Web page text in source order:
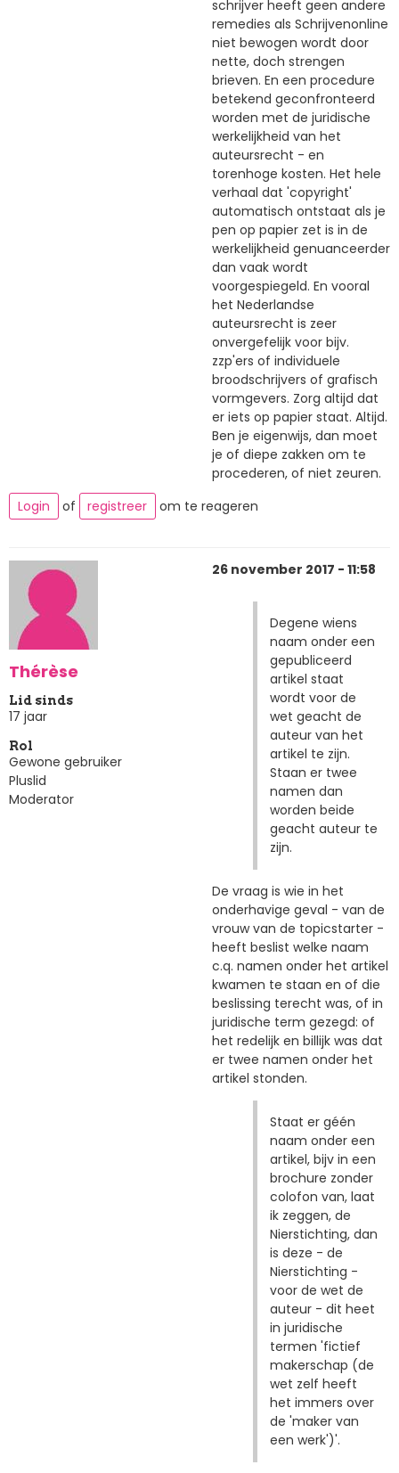
schrijver heeft geen andere
remedies als Schrijvenonline
niet bewogen wordt door
nette, doch strengen
brieven. En een procedure
betekend geconfronteerd
worden met de juridische
werkelijkheid van het
auteursrecht - en
torenhoge kosten. Het hele
verhaal dat 'copyright'
automatisch ontstaat als je
pen op papier zet is in de
werkelijkheid genuanceerder
dan vaak wordt
voorgespiegeld. En vooral
het Nederlandse
auteursrecht is zeer
onvergefelijk voor bijv.
zzp'ers of individuele
broodschrijvers of grafisch
vormgevers. Zorg altijd dat
er iets op papier staat. Altijd.
Ben je eigenwijs, dan moet
je of diepe zakken om te
procederen, of niet zeuren.
Login
of registreer om te reageren
Thérèse
Lid sinds
17 jaar
Rol
Gewone gebruiker
Pluslid
Moderator
26 november 2017 - 11:58
Degene wiens
naam onder een
gepubliceerd
artikel staat
wordt voor de
wet geacht de
auteur van het
artikel te zijn.
Staan er twee
namen dan
worden beide
geacht auteur te
zijn.
De vraag is wie in het
onderhavige geval - van de
vrouw van de topicstarter -
heeft beslist welke naam
c.q. namen onder het artikel
kwamen te staan en of die
beslissing terecht was, of in
juridische term gezegd: of
het redelijk en billijk was dat
er twee namen onder het
artikel stonden.
Staat er géén
naam onder een
artikel, bijv in een
brochure zonder
colofon van, laat
ik zeggen, de
Nierstichting, dan
is deze - de
Nierstichting -
voor de wet de
auteur - dit heet
in juridische
termen 'fictief
makerschap (de
wet zelf heeft
het immers over
de 'maker van
een werk')'.